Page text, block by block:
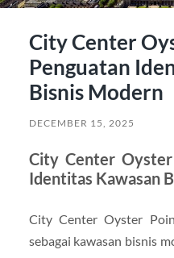
City Center
Penguatan
Bisnis Modern
DECEMBER 15, 2025
City Center
Identitas Kawasan
City Center Oyster
sebagai kawasan bisnis